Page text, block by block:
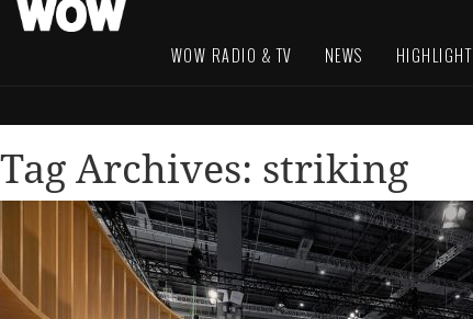
WOW RADIO & TV NEWS HIGHLIGHT
Tag Archives: striking